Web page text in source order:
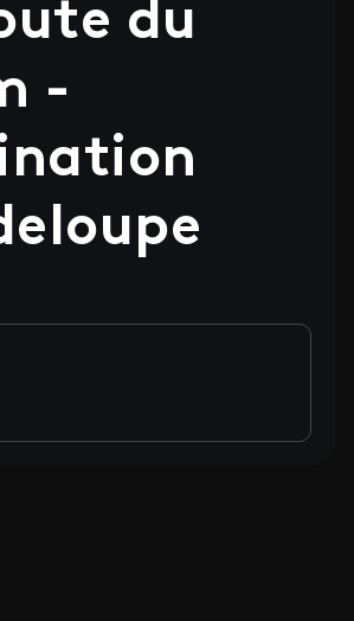
du
-
: La Route du Rhum - Destination Guadeloupe' sur
: La Route du Rhum - Destination
: La Route du Rhum - Destination